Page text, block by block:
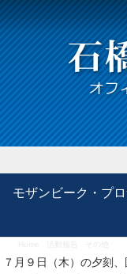
Skip to content
モザンビーク・プ
７月９日（木）の夕刻